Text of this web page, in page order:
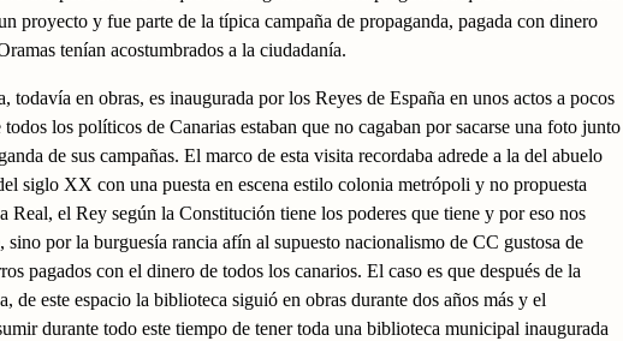
proyecto y fue parte de la típica campaña de propaganda, pagada con dinero
tenían acostumbrados a la ciudadanía.
en obras, es inaugurada por los Reyes de España en unos actos a pocos
todos los políticos de Canarias estaban que no cagaban por sacarse una foto junto
de sus campañas. El marco de esta visita recordaba adrede a la del abuelo
siglo XX con una puesta en escena estilo colonia metrópoli y no propuesta
Real, el Rey según la Constitución tiene los poderes que tiene y por eso nos
sino por la burguesía rancia afín al supuesto nacionalismo de CC gustosa de
pagados con el dinero de todos los canarios. El caso es que después de la
de este espacio la biblioteca siguió en obras durante dos años más y el
durante todo este tiempo de tener toda una biblioteca municipal inaugurada